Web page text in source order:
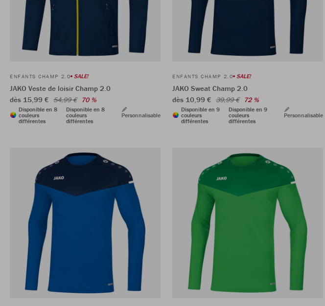
ENFANTS CHAMP 2.0 SALE!
JAKO Veste de loisir Champ 2.0
dès 15,99 € 54,99 € 70 %
Disponible en 8
couleurs
différentes
Disponible en 8
couleurs
différentes
Personnalisable
ENFANTS CHAMP 2.0 SALE!
JAKO Sweat Champ 2.0
dès 10,99 € 39,99 € 72 %
Disponible en 9
couleurs
différentes
Disponible en 9
couleurs
différentes
Personnalisable